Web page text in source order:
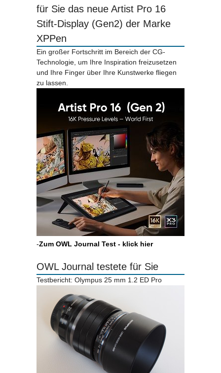
für Sie das neue Artist Pro 16
Stift-Display (Gen2) der Marke
XPPen
Ein großer Fortschritt im Bereich der CG-
Technologie, um Ihre Inspiration freizusetzen
und Ihre Finger über Ihre Kunstwerke fliegen
zu lassen.
-Zum OWL Journal Test - klick hier
OWL Journal testete für Sie
Testbericht: Olympus 25 mm 1.2 ED Pro